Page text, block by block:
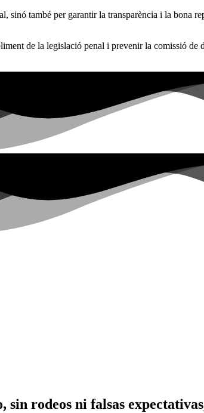
també per garantir la transparència i la bona
de la legislació penal i prevenir la comissió
rodeos ni falsas